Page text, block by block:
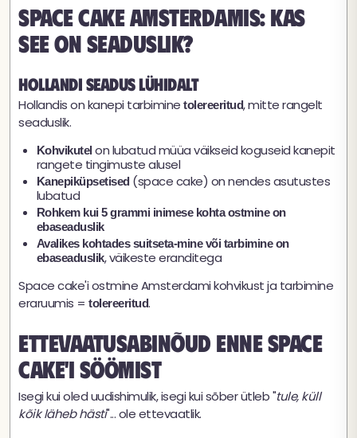
Space cake Amsterdamis: kas
see on seaduslik?
Hollandi seadus lühidalt
Hollandis on kanepi tarbimine tolereeritud, mitte rangelt
seaduslik.
Kohvikutel on lubatud müüa väikseid koguseid kanepit
rangete tingimuste alusel
Kanepiküpsetised(space cake) on nendes asutustes
lubatud
Rohkem kui 5 grammi inimese kohta ostmine on
ebaseaduslik
Avalikes kohtades suitseta-mine või tarbimine on
ebaseaduslik, väikeste eranditega
Space cake'i ostmine Amsterdami kohvikust ja tarbimine
eraruumis = tolereeritud.
Ettevaatusabinõud enne space
cake'i söömist
Isegi kui oled uudishimulik, isegi kui sõber ütleb "tule, küll
kõik läheb hästi"... ole ettevaatlik.